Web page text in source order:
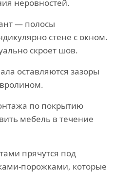
неровностей.
— полосы
стене с окном.
скроет шов.
оставляются зазоры
по покрытию
мебель в течение
прячутся под
порожками, которые